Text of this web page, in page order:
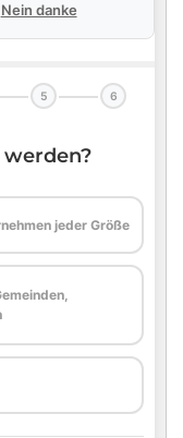
Nein danke
5 6
jeder Größe